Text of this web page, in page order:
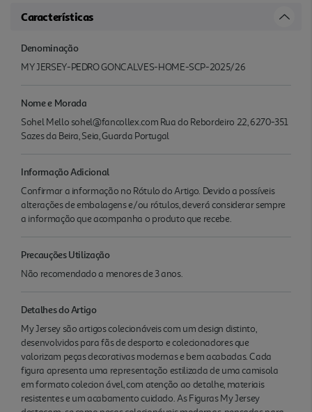
Características
Denominação
MY JERSEY-PEDRO GONCALVES-HOME-SCP-2025/26
Nome e Morada
Sohel Mello sohel@fancollex.com Rua do Rebordeiro 22, 6270-351
Sazes da Beira, Seia, Guarda Portugal
Informação Adicional
Confirmar a informação no Rótulo do Artigo. Devido a possíveis
alterações de embalagens e/ou rótulos, deverá considerar sempre
a informação que acompanha o produto que recebe.
Precauções Utilização
Não recomendado a menores de 3 anos.
Detalhes do Artigo
My Jersey são artigos colecionáveis com um design distinto,
desenvolvidos para fãs de desporto e colecionadores que
valorizam peças decorativas modernas e bem acabadas. Cada
figura apresenta uma representação estilizada de uma camisola
em formato colecion ável, com atenção ao detalhe, materiais
resistentes e um acabamento cuidado. As Figuras My Jersey